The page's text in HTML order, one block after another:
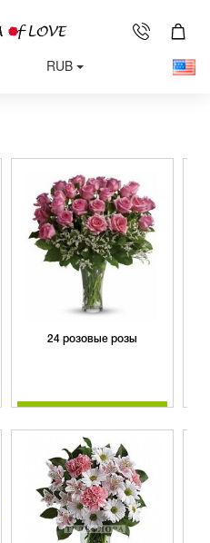
RUB
24 розовые розы